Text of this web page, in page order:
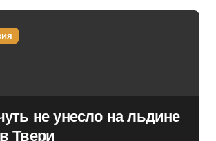
не унесло на льдине
Твери